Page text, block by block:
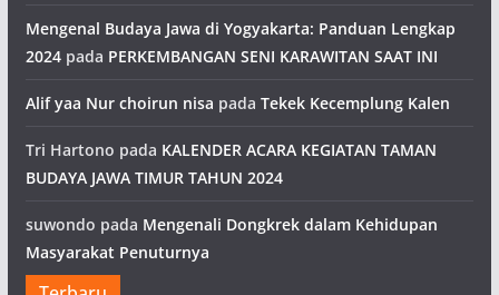
Mengenal Budaya Jawa di Yogyakarta: Panduan Lengkap
2024pada PERKEMBANGAN SENI KARAWITAN SAAT INI
Alif yaa Nur choirun nisa pada Tekek Kecemplung Kalen
Tri Hartono pada KALENDER ACARA KEGIATAN TAMAN
BUDAYA JAWA TIMUR TAHUN 2024
suwondo pada Mengenali Dongkrek dalam Kehidupan
Masyarakat Penuturnya